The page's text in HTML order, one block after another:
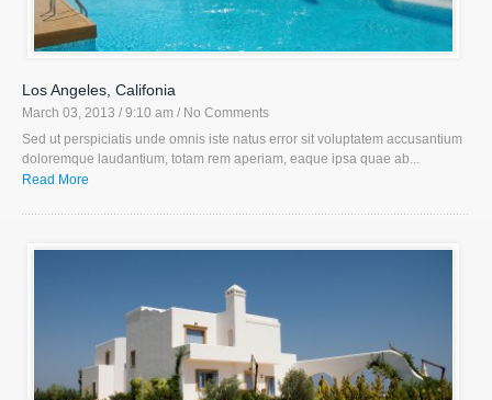
Los Angeles, Califonia
March 03, 2013 / 9:10 am / No Comments
Sed ut perspiciatis unde omnis iste natus error sit voluptatem accusantium
doloremque laudantium, totam rem aperiam, eaque ipsa quae ab...
Read More